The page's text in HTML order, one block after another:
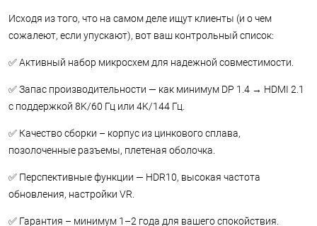
Исходя из того, что на самом деле ищут клиенты (и о чем
сожалеют, если упускают), вот ваш контрольный список:
✅ Активный набор микросхем для надежной совместимости.
✅ Запас производительности — как минимум DP 1.4 → HDMI 2.1
с поддержкой 8K/60 Гц или 4K/144 Гц.
✅ Качество сборки – корпус из цинкового сплава,
позолоченные разъемы, плетеная оболочка.
✅ Перспективные функции — HDR10, высокая частота
обновления, настройки VR.
✅ Гарантия – минимум 1–2 года для вашего спокойствия.